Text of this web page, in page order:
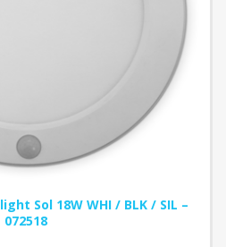
Sol 18W WHI / BLK / SIL –
072518